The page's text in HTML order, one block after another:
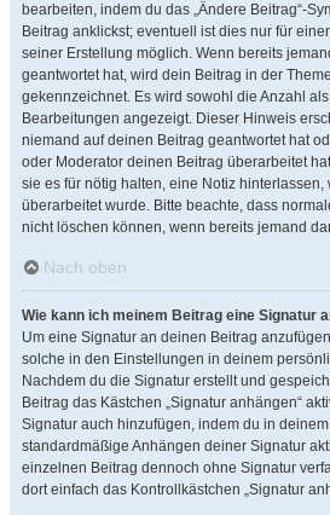
bearbeiten, indem du das „Ändere Beitrag“-
Beitrag anklickst; eventuell ist dies nur für
seiner Erstellung möglich. Wenn bereits
geantwortet hat, wird dein Beitrag in der
gekennzeichnet. Es wird sowohl die Anzahl
Bearbeitungen angezeigt. Dieser Hinweis
niemand auf deinen Beitrag geantwortet hat
oder Moderator deinen Beitrag überarbeitet
sie es für nötig halten, eine Notiz hinterlassen,
überarbeitet wurde. Bitte beachte, dass
nicht löschen können, wenn bereits jemand
Nach oben
Wie kann ich meinem Beitrag eine Signatur
Um eine Signatur an deinen Beitrag
solche in den Einstellungen in deinem
Nachdem du die Signatur erstellt und
Beitrag das Kästchen „Signatur anhängen“
Signatur auch hinzufügen, indem du in
standardmäßige Anhängen deiner Signatur
einzelnen Beitrag dennoch ohne Signatur
dort einfach das Kontrollkästchen „Signatur